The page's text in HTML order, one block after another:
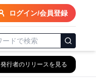
ログイン/会員登録
発行者のリリースを見る